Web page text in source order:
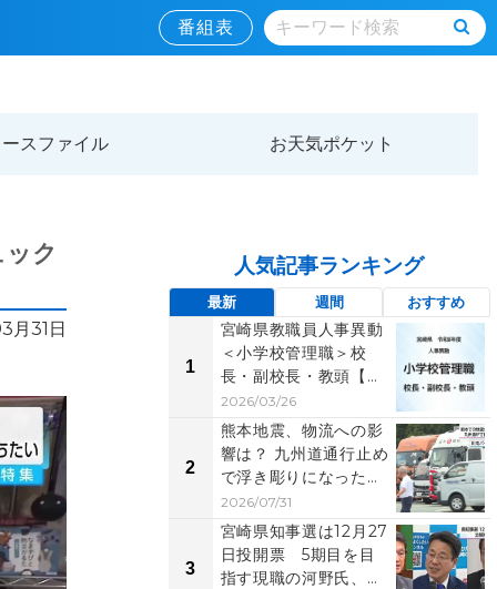
番組表
スファイル お天気ポケット
ク
月31日
人気記事ランキング
最新 週間 おすすめ
1
宮崎県教職員人事異動
＜小学校管理職＞校
長・副校長・教頭【全
掲載】令和8年度 あ
な...
2026/03/26
2
熊本地震、物流への影
響は？ 九州道通行止め
で浮き彫りになった
「労働時間」と「物
流...
2026/07/31
3
宮崎県知事選は12月27
日投開票 5期目を目
指す現職の河野氏、元